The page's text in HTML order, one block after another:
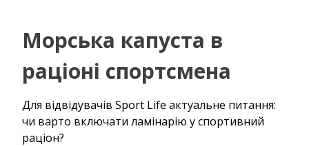
Морська капуста в
раціоні спортсмена
Для відвідувачів Sport Life актуальне питання:
чи варто включати ламінарію у спортивний
раціон?